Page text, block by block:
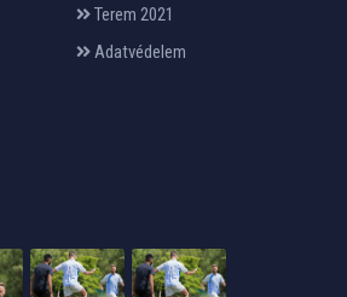
Terem 2021
Adatvédelem